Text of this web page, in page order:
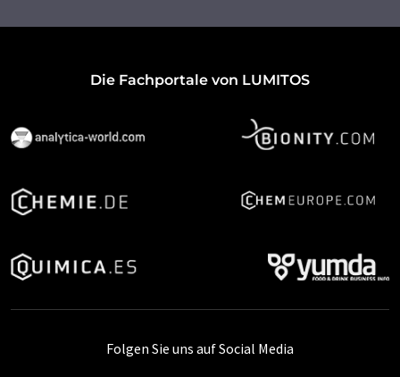
Die Fachportale von LUMITOS
Folgen Sie uns auf Social Media